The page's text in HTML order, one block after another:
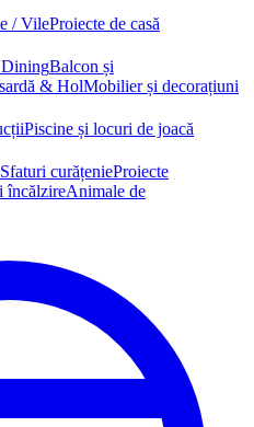
/ VileProiecte de casă
Balcon și
& HolMobilier și decorațiuni
Piscine și locuri de joacă
Sfaturi curățenieProiecte
încălzireAnimale de